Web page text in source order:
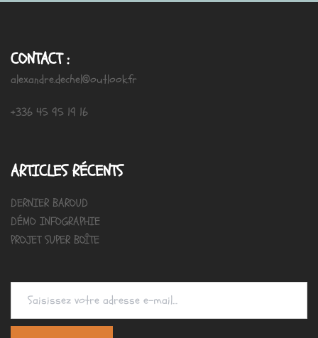
CONTACT :
alexandre.dechel@outlook.fr
+336 45 95 19 16
ARTICLES RÉCENTS
DERNIER BAROUD
DÉMO INFOGRAPHIE
PROJET SUPER BOÎTE
Saisissez votre adresse e-mail…